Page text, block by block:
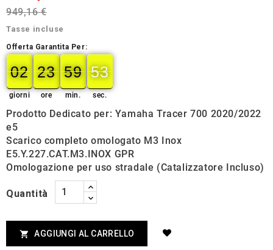
949,16 €
Tasse incluse
Offerta Garantita Per:
02
02
00
giorni
23
23
00
ore
59
59
00
min.
52
52
53
sec.
Prodotto Dedicato per: Yamaha Tracer 700 2020/2022
e5
Scarico completo omologato M3 Inox
E5.Y.227.CAT.M3.INOX GPR
Omologazione per uso stradale (Catalizzatore Incluso)
Quantità
 AGGIUNGI AL CARRELLO